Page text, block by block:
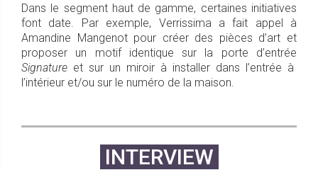
Dans le segment haut de gamme, certaines initiatives
font date. Par exemple, Verrissima a fait appel à
Amandine Mangenot pour créer des pièces d’art et
proposer un motif identique sur la porte d’entrée
Signature et sur un miroir à installer dans l’entrée à
l’intérieur et/ou sur le numéro de la maison.
INTERVIEW